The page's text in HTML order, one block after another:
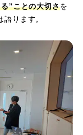
”ことの大切さを
ります。